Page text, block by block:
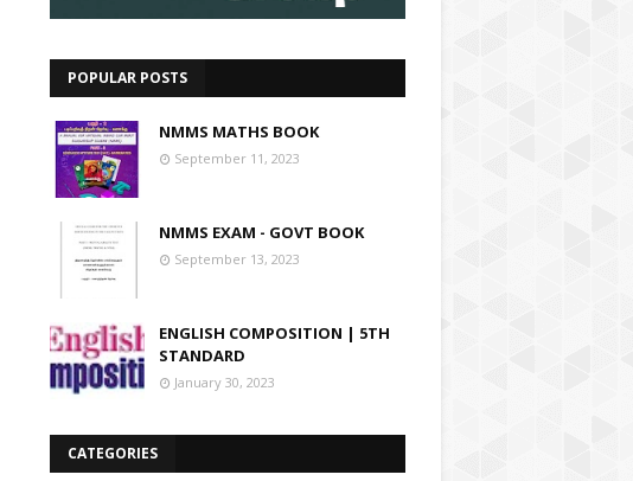
POPULAR POSTS
NMMS MATHS BOOK
September 11, 2023
NMMS EXAM - GOVT BOOK
September 13, 2023
ENGLISH COMPOSITION | 5TH
STANDARD
January 30, 2023
CATEGORIES